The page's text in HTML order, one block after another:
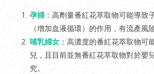
孕婦 ：高劑量番紅花萃取物可能導致
（增加血液循環）的作用，有流產風險
哺乳婦女 ：高濃度的番紅花萃取物可
兒，且目前並無番紅花萃取物對於嬰
究。